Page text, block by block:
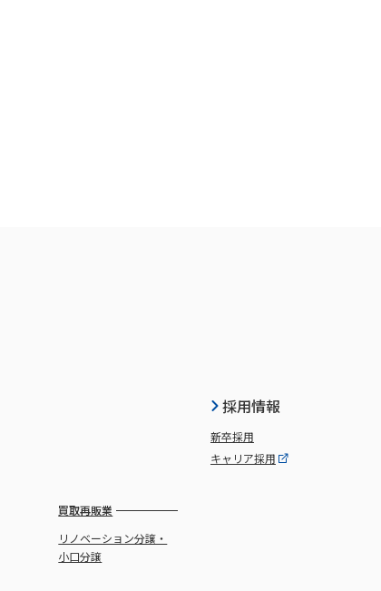
買取再販業
リノベーション分譲・
小口分譲
採用情報
新卒採用
キャリア採用